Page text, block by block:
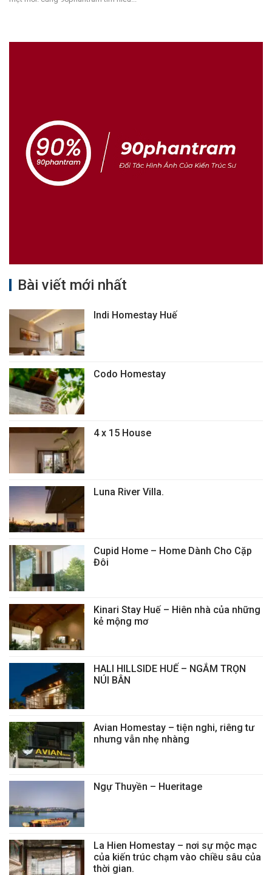
Bài viết mới nhất
Indi Homestay Huế
Codo Homestay
4 x 15 House
Luna River Villa.
Cupid Home – Home Dành Cho Cặp
Đôi
Kinari Stay Huế – Hiên nhà của những
kẻ mộng mơ
HALI HILLSIDE HUẾ – NGẮM TRỌN
NÚI BÂN
Avian Homestay – tiện nghi, riêng tư
nhưng vẫn nhẹ nhàng
Ngự Thuyền – Hueritage
La Hien Homestay – nơi sự mộc mạc
của kiến trúc chạm vào chiều sâu của
thời gian.